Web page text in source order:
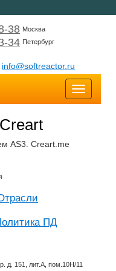
38 Москва
34 Петербург
info@softreactor.ru
Toggle
AS3. Creart.me
ПД
д. 151, лит.А, пом.10Н/11